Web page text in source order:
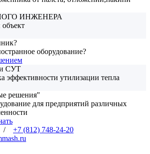
ИНЖЕНЕРА
оборудование?
СУТ
эффективности утилизации тепла
решения"
для предприятий различных
/ +7 (812) 748-24-20